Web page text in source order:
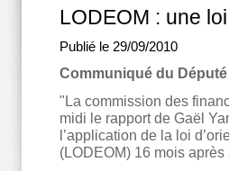
LODEOM : une
Publié le 29/09/2010
Communiqué du
"La commission des
midi le rapport de Gaël
l’application de la loi
(LODEOM) 16 mois